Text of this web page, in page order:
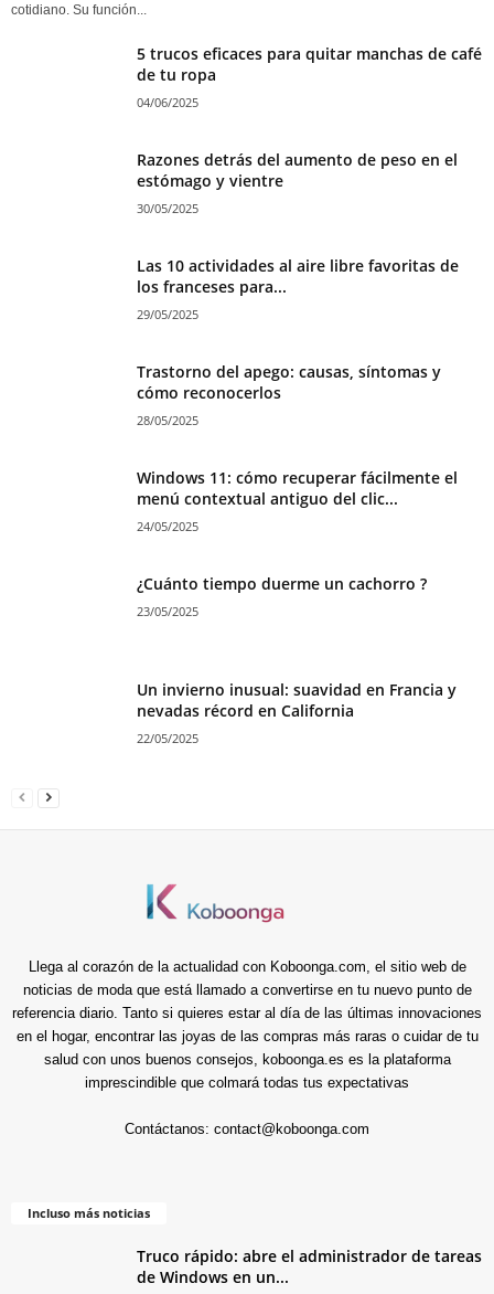
cotidiano. Su función...
5 trucos eficaces para quitar manchas de café
de tu ropa
04/06/2025
Razones detrás del aumento de peso en el
estómago y vientre
30/05/2025
Las 10 actividades al aire libre favoritas de
los franceses para...
29/05/2025
Trastorno del apego: causas, síntomas y
cómo reconocerlos
28/05/2025
Windows 11: cómo recuperar fácilmente el
menú contextual antiguo del clic...
24/05/2025
¿Cuánto tiempo duerme un cachorro ?
23/05/2025
Un invierno inusual: suavidad en Francia y
nevadas récord en California
22/05/2025
Llega al corazón de la actualidad con Koboonga.com, el sitio web de
noticias de moda que está llamado a convertirse en tu nuevo punto de
referencia diario. Tanto si quieres estar al día de las últimas innovaciones
en el hogar, encontrar las joyas de las compras más raras o cuidar de tu
salud con unos buenos consejos, koboonga.es es la plataforma
imprescindible que colmará todas tus expectativas
Contáctanos: contact@koboonga.com
Incluso más noticias
Truco rápido: abre el administrador de tareas
de Windows en un...